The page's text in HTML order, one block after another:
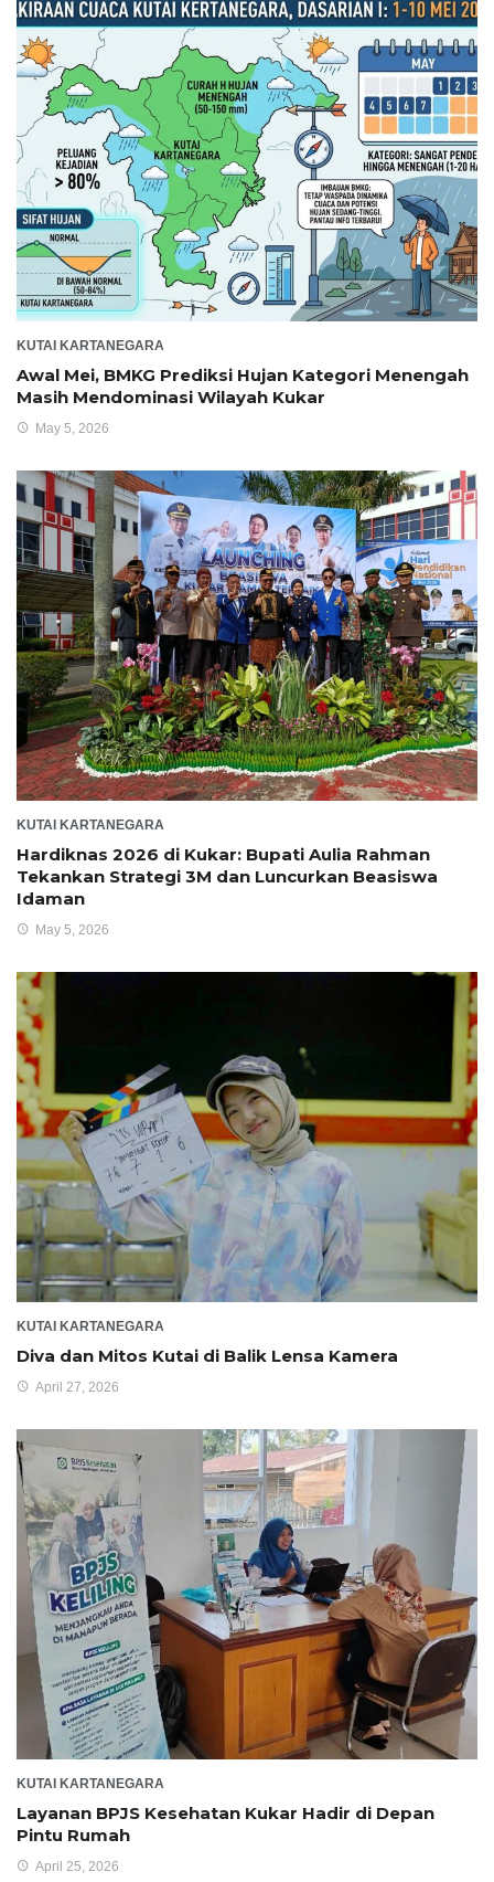
KUTAI KARTANEGARA
Awal Mei, BMKG Prediksi Hujan Kategori Menengah
Masih Mendominasi Wilayah Kukar
May 5, 2026
KUTAI KARTANEGARA
Hardiknas 2026 di Kukar: Bupati Aulia Rahman
Tekankan Strategi 3M dan Luncurkan Beasiswa
Idaman
May 5, 2026
KUTAI KARTANEGARA
Diva dan Mitos Kutai di Balik Lensa Kamera
April 27, 2026
KUTAI KARTANEGARA
Layanan BPJS Kesehatan Kukar Hadir di Depan
Pintu Rumah
April 25, 2026